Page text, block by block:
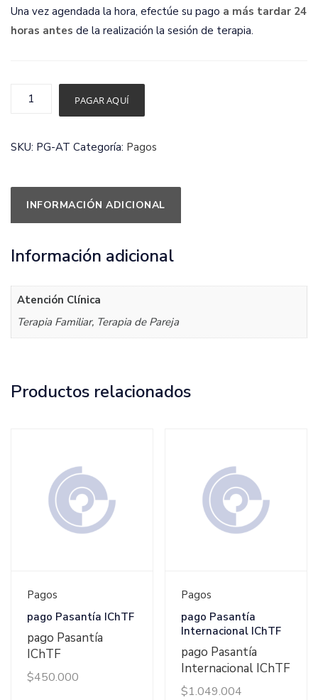
Una vez agendada la hora, efectúe su pago a más tardar 24
horas antes de la realización la sesión de terapia.
Pago
cantidad
PAGAR AQUÍ
SKU: PG-AT Categoría: Pagos
INFORMACIÓN ADICIONAL
Información adicional
Atención Clínica
Terapia Familiar, Terapia de Pareja
Productos relacionados
Pagos
pago Pasantía IChTF
pago Pasantía
IChTF
$450.000
Pagos
pago Pasantía
Internacional IChTF
pago Pasantía
Internacional IChTF
$1.049.004